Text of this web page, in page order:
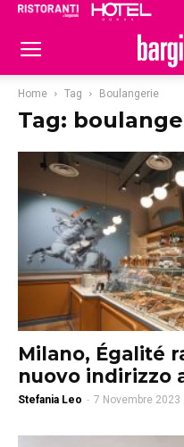
Home Tag Boulangerie
Tag:
Milano, Égalité
nuovo indirizzo
Stefania Leo - 7 Novembre 2023